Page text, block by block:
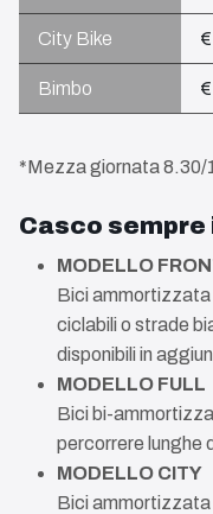
City Bike
Bimbo
*Mezza giornata 8.30/
Casco sempre
MODELLO
Bici
ciclabili o strade
disponibili in
MODELLO FULL
Bici bi-
percorrere lunghe
MODELLO CITY
Bici